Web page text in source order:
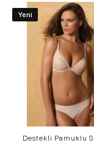
Yeni
Destekli Pamuklu